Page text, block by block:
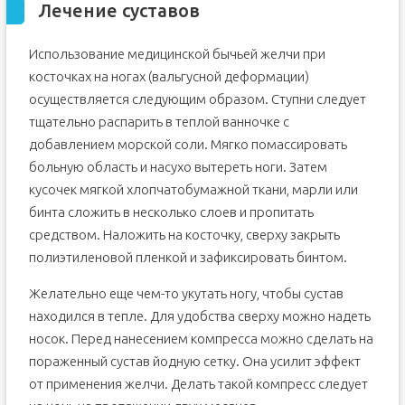
Лечение суставов
Использование медицинской бычьей желчи при
косточках на ногах (вальгусной деформации)
осуществляется следующим образом. Ступни следует
тщательно распарить в теплой ванночке с
добавлением морской соли. Мягко помассировать
больную область и насухо вытереть ноги. Затем
кусочек мягкой хлопчатобумажной ткани, марли или
бинта сложить в несколько слоев и пропитать
средством. Наложить на косточку, сверху закрыть
полиэтиленовой пленкой и зафиксировать бинтом.
Желательно еще чем-то укутать ногу, чтобы сустав
находился в тепле. Для удобства сверху можно надеть
носок. Перед нанесением компресса можно сделать на
пораженный сустав йодную сетку. Она усилит эффект
от применения желчи. Делать такой компресс следует